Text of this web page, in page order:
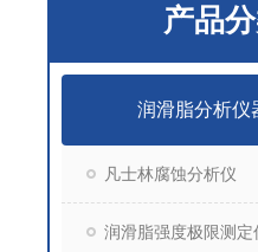
产品
润滑脂分析仪
凡士林腐蚀分析仪
润滑脂强度极限测定